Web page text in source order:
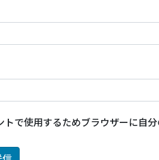
トで使用するためブラウザーに自